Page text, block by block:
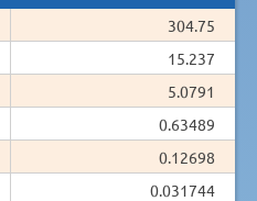
304.75
15.237
5.0791
0.63489
0.12698
0.031744